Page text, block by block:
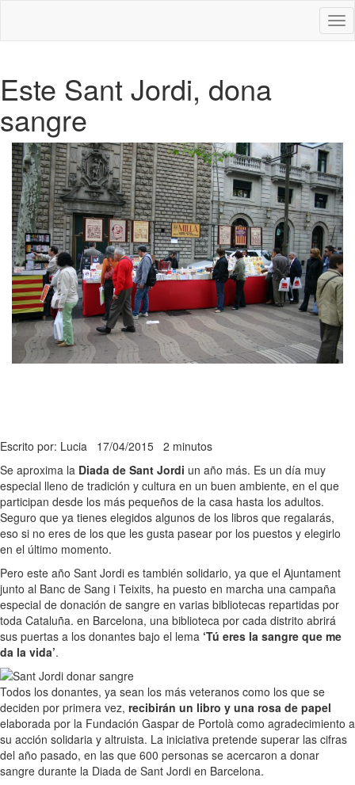
Este Sant Jordi, dona
sangre
Escrito por: Lucia 17/04/2015 2 minutos
Se aproxima la Diada de Sant Jordi un año más. Es un día muy
especial lleno de tradición y cultura en un buen ambiente, en el que
participan desde los más pequeños de la casa hasta los adultos.
Seguro que ya tienes elegidos algunos de los libros que regalarás,
eso si no eres de los que les gusta pasear por los puestos y elegirlo
en el último momento.
Pero este año Sant Jordi es también solidario, ya que el Ajuntament
junto al Banc de Sang i Teixits, ha puesto en marcha una campaña
especial de donación de sangre en varias bibliotecas repartidas por
toda Cataluña. en Barcelona, una biblioteca por cada distrito abrirá
sus puertas a los donantes bajo el lema ‘Tú eres la sangre que me
da la vida’.
Todos los donantes, ya sean los más veteranos como los que se
deciden por primera vez, recibirán un libro y una rosa de papel
elaborada por la Fundación Gaspar de Portolà como agradecimiento a
su acción solidaria y altruista. La iniciativa pretende superar las cifras
del año pasado, en las que 600 personas se acercaron a donar
sangre durante la Diada de Sant Jordi en Barcelona.